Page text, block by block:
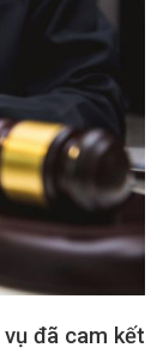
vụ đã cam kết